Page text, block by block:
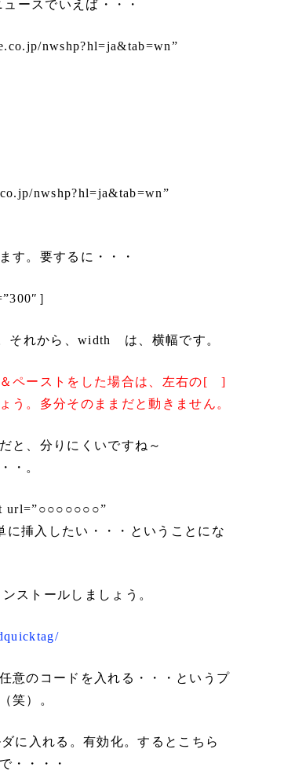
ースでいえば・・・
nwshp?hl=ja&tab=wn”
nwshp?hl=ja&tab=wn”
す。要するに・・・
］
それから、width は、横幅です。
ペーストをした場合は、左右の[ ]
う。多分そのままだと動きません。
と、分りにくいですね～
・。
url=”○○○○○○○”
挿入したい・・・ということにな
ストールしましょう。
意のコードを入れる・・・というプ
笑）。
に入れる。有効化。するとこちら
・・・・